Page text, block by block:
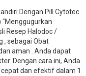
Dengan Pill Cytotec
Resep Halodoc /
, sebagai Obat
aman . Anda dapat
Dengan cara ini, Anda
dan efektif dalam 1